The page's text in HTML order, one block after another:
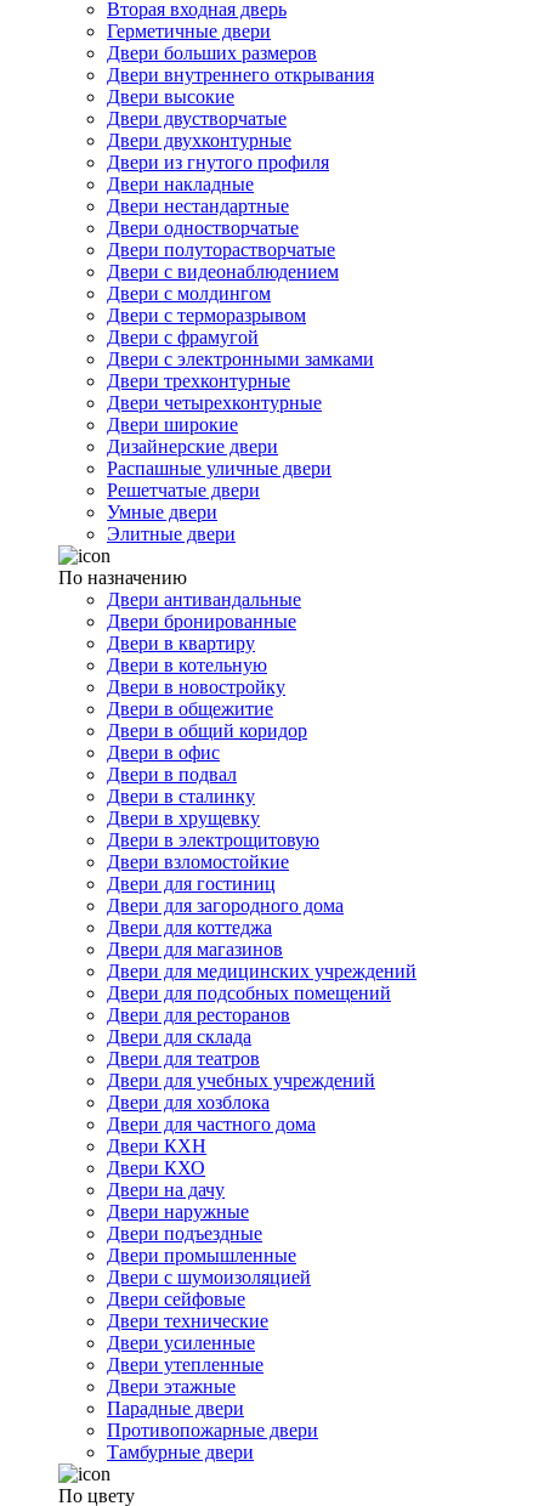
Вторая входная дверь
Герметичные двери
Двери больших размеров
Двери внутреннего открывания
Двери высокие
Двери двустворчатые
Двери двухконтурные
Двери из гнутого профиля
Двери накладные
Двери нестандартные
Двери одностворчатые
Двери полуторастворчатые
Двери с видеонаблюдением
Двери с молдингом
Двери с терморазрывом
Двери с фрамугой
Двери с электронными замками
Двери трехконтурные
Двери четырехконтурные
Двери широкие
Дизайнерские двери
Распашные уличные двери
Решетчатые двери
Умные двери
Элитные двери
По назначению
Двери антивандальные
Двери бронированные
Двери в квартиру
Двери в котельную
Двери в новостройку
Двери в общежитие
Двери в общий коридор
Двери в офис
Двери в подвал
Двери в сталинку
Двери в хрущевку
Двери в электрощитовую
Двери взломостойкие
Двери для гостиниц
Двери для загородного дома
Двери для коттеджа
Двери для магазинов
Двери для медицинских учреждений
Двери для подсобных помещений
Двери для ресторанов
Двери для склада
Двери для театров
Двери для учебных учреждений
Двери для хозблока
Двери для частного дома
Двери КХН
Двери КХО
Двери на дачу
Двери наружные
Двери подъездные
Двери промышленные
Двери с шумоизоляцией
Двери сейфовые
Двери технические
Двери усиленные
Двери утепленные
Двери этажные
Парадные двери
Противопожарные двери
Тамбурные двери
По цвету